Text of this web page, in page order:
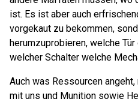
ist. Es ist aber auch
vorgekaut zu bekommen,
herumzuprobieren, welche
welcher Schalter welche
Auch was Ressourcen
mit uns und Munition sowie